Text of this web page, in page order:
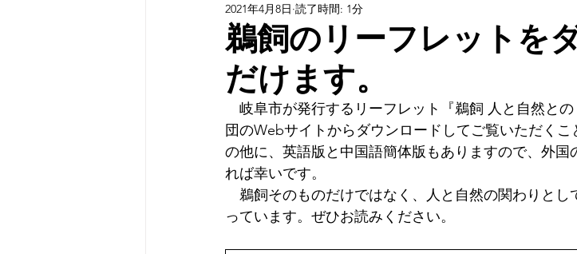
鵜飼のリーフレットを
だけます。
2021年4月8日 読了時間: 1分
岐阜市が発行するリーフレット『鵜飼 人と自然と
団のWebサイトからダウンロードしてご覧いただく
の他に、英語版と中国語簡体版もありますので、外
れば幸いです。
鵜飼そのものだけではなく、人と自然の関わりとし
っています。ぜひお読みください。